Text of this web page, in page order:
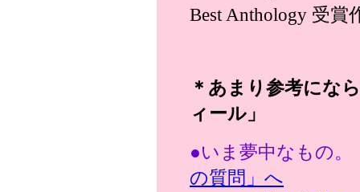
Best Anthology 受
＊あまり参考にな
ィール」
●いま夢中なもの
の質問」へ